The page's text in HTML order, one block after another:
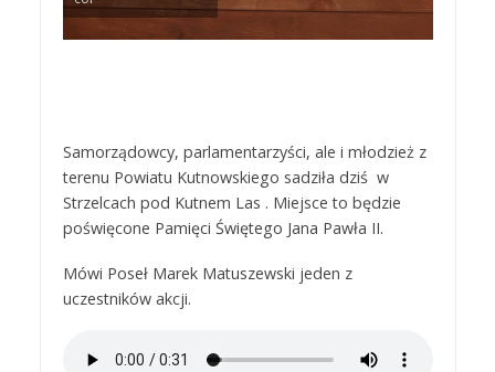
Samorządowcy, parlamentarzyści, ale i młodzież z
terenu Powiatu Kutnowskiego sadziła dziś w
Strzelcach pod Kutnem Las . Miejsce to będzie
poświęcone Pamięci Świętego Jana Pawła II.
Mówi Poseł Marek Matuszewski jeden z
uczestników akcji.